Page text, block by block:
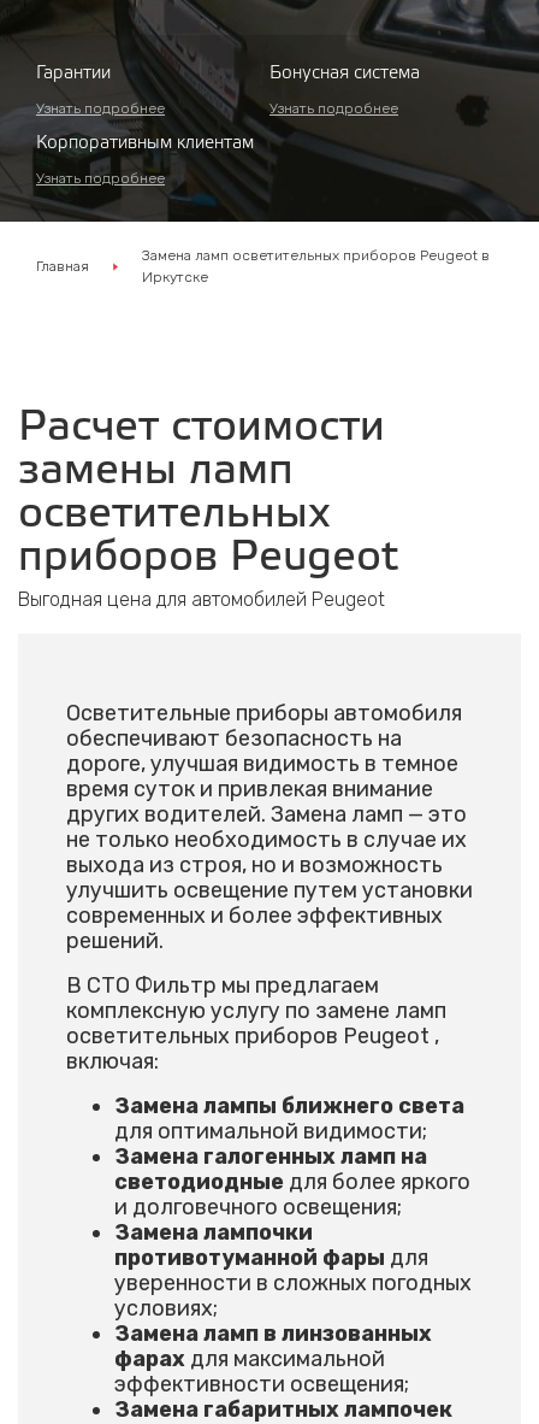
Гарантии
Узнать подробнее
Бонусная система
Узнать подробнее
Корпоративным клиентам
Узнать подробнее
Главная
Замена ламп осветительных приборов Peugeot в
Иркутске
Расчет стоимости
замены ламп
осветительных
приборов Peugeot
Выгодная цена для автомобилей Peugeot
Осветительные приборы автомобиля
обеспечивают безопасность на
дороге, улучшая видимость в темное
время суток и привлекая внимание
других водителей. Замена ламп — это
не только необходимость в случае их
выхода из строя, но и возможность
улучшить освещение путем установки
современных и более эффективных
решений.
В СТО Фильтр мы предлагаем
комплексную услугу по замене ламп
осветительных приборов Peugeot ,
включая:
Замена лампы ближнего света
для оптимальной видимости;
Замена галогенных ламп на
светодиодные для более яркого
и долговечного освещения;
Замена лампочки
противотуманной фары для
уверенности в сложных погодных
условиях;
Замена ламп в линзованных
фарах для максимальной
эффективности освещения;
Замена габаритных лампочек